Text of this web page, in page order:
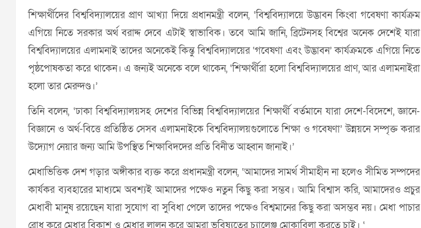
শিক্ষার্থীদের বিশ্ববিদ্যালয়ের প্রাণ আখ্যা দিয়ে প্রধানমন্ত্রী বলেন, ‘বিশ্ববিদ্যালয়ে উদ্ভাবন কিংবা গবেষণা কার্যক্রম
এগিয়ে নিতে সরকার অর্থ বরাদ্দ দেবে এটাই স্বাভাবিক। তবে আমি জানি, ব্রিটেনসহ বিশ্বের অনেক দেশেই যারা
বিশ্ববিদ্যালয়ের এলামনাই তাদের অনেকেই কিন্তু বিশ্ববিদ্যালয়ের ‘গবেষণা এবং উদ্ভাবন’ কার্যক্রমকে এগিয়ে নিতে
পৃষ্ঠপোষকতা করে থাকেন। এ জন্যই অনেকে বলে থাকেন, ‘শিক্ষার্থীরা হলো বিশ্ববিদ্যালয়ের প্রাণ, আর এলামনাইরা
হলো তার মেরুদণ্ড।’
তিনি বলেন, ‘ঢাকা বিশ্ববিদ্যালয়সহ দেশের বিভিন্ন বিশ্ববিদ্যালয়ের শিক্ষার্থী বর্তমানে যারা দেশে-বিদেশে, জ্ঞানে-
বিজ্ঞানে ও অর্থ-বিত্তে প্রতিষ্ঠিত সেসব এলামনাইকে বিশ্ববিদ্যালয়গুলোতে শিক্ষা ও গবেষণা’ উন্নয়নে সম্পৃক্ত করার
উদ্যোগ নেয়ার জন্য আমি উপস্থিত শিক্ষাবিদদের প্রতি বিনীত আহ্বান জানাই।’
মেধাভিত্তিক দেশ গড়ার অঙ্গীকার ব্যক্ত করে প্রধানমন্ত্রী বলেন, ‘আমাদের সামর্থ সীমাহীন না হলেও সীমিত সম্পদের
কার্যকর ব্যবহারের মাধ্যমে অবশ্যই আমাদের পক্ষেও নতুন কিছু করা সম্ভব। আমি বিশ্বাস করি, আমাদেরও প্রচুর
মেধাবী মানুষ রয়েছেন যারা সুযোগ বা সুবিধা পেলে তাদের পক্ষেও বিশ্বমানের কিছু করা অসম্ভব নয়। মেধা পাচার
রোধ করে মেধার বিকাশ ও মেধার লালন করে আমরা ভবিষ্যতের চ্যালেঞ্জ মোকাবিলা করতে চাই। ‘